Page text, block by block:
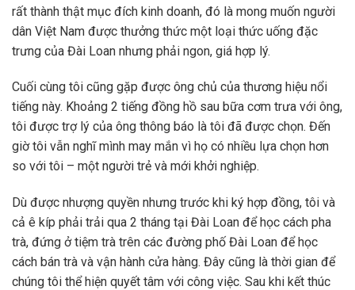
rất thành thật mục đích kinh doanh, đó là mong muốn người
dân Việt Nam được thưởng thức một loại thức uống đặc
trưng của Đài Loan nhưng phải ngon, giá hợp lý.
Cuối cùng tôi cũng gặp được ông chủ của thương hiệu nổi
tiếng này. Khoảng 2 tiếng đồng hồ sau bữa cơm trưa với ông,
tôi được trợ lý của ông thông báo là tôi đã được chọn. Đến
giờ tôi vẫn nghĩ mình may mắn vì họ có nhiều lựa chọn hơn
so với tôi – một người trẻ và mới khởi nghiệp.
Dù được nhượng quyền nhưng trước khi ký hợp đồng, tôi và
cả ê kíp phải trải qua 2 tháng tại Đài Loan để học cách pha
trà, đứng ở tiệm trà trên các đường phố Đài Loan để học
cách bán trà và vận hành cửa hàng. Đây cũng là thời gian để
chúng tôi thể hiện quyết tâm với công việc. Sau khi kết thúc